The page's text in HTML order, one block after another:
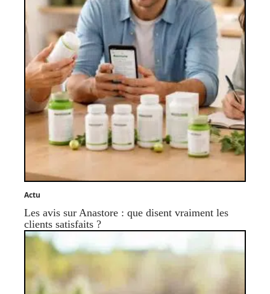
Actu
Les avis sur Anastore : que disent vraiment les
clients satisfaits ?